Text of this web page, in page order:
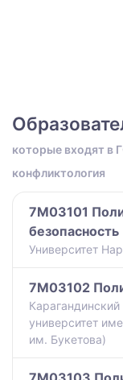
которые входят в
конфликтология
7M03101
безопасность
Университет
7M03102
университет
им. Букетова)